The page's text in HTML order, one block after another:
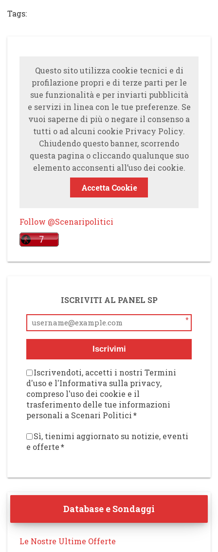
Tags:
Questo sito utilizza cookie tecnici e di
profilazione propri e di terze parti per le
sue funzionalità e per inviarti pubblicità
e servizi in linea con le tue preferenze. Se
vuoi saperne di più o negare il consenso a
tutti o ad alcuni cookie Privacy Policy.
Chiudendo questo banner, scorrendo
questa pagina o cliccando qualunque suo
elemento acconsenti all’uso dei cookie.
Accetta Cookie
Follow @Scenaripolitici
ISCRIVITI AL PANEL SP
*
Iscrivimi
Iscrivendoti, accetti i nostri Termini
d'uso e l'Informativa sulla privacy,
compreso l'uso dei cookie e il
trasferimento delle tue informazioni
personali a Scenari Politici*
Sì, tienimi aggiornato su notizie, eventi
e offerte*
Database e Sondaggi
Le Nostre Ultime Offerte